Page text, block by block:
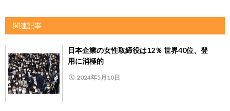
関連記事
日本企業の女性取締役は12％ 世界40位、登
用に消極的
2024年5月10日